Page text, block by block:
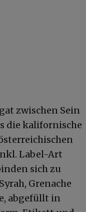
zwischen Sein
die kalifornische
Label-Art
sich zu
Grenache
abgefüllt in